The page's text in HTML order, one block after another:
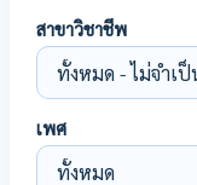
สาขาวิชาชีพ
เพศ